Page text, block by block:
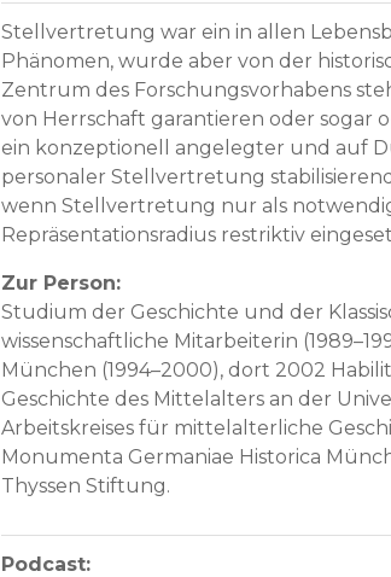
Stellvertretung war ein in allen
Phänomen, wurde aber von der
Zentrum des Forschungsvorhabens
von Herrschaft garantieren oder sogar
ein konzeptionell angelegter und auf
personaler Stellvertretung
wenn Stellvertretung nur als
Repräsentationsradius restriktiv
Zur Person:
Studium der Geschichte und der
wissenschaftliche Mitarbeiterin
München (1994–2000), dort 2002
Geschichte des Mittelalters an der
Arbeitskreises für mittelalterliche
Monumenta Germaniae Historica
Thyssen Stiftung.
Podcast: